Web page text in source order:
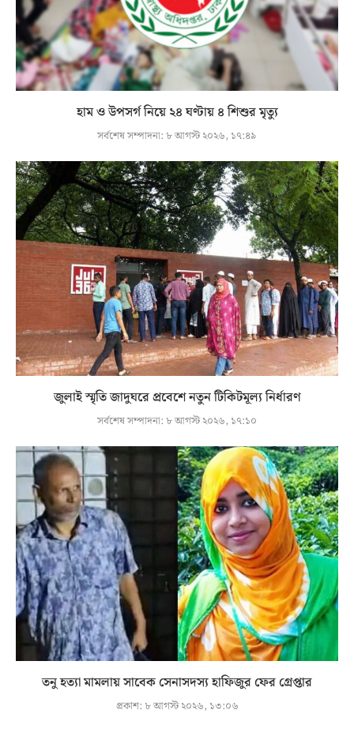
হাম ও উপসর্গ নিয়ে ২৪ ঘণ্টায় ৪ শিশুর মৃত্যু
সর্বশেষ সম্পাদনা: ৮ আগস্ট ২০২৬, ১৭:৪৯
জুলাই স্মৃতি জাদুঘরে প্রবেশে নতুন টিকিটমূল্য নির্ধারণ
সর্বশেষ সম্পাদনা: ৮ আগস্ট ২০২৬, ১৭:১০
তনু হত্যা মামলায় সাবেক সেনাসদস্য হাফিজুর ফের গ্রেপ্তার
প্রকাশ: ৮ আগস্ট ২০২৬, ১৩:০৬